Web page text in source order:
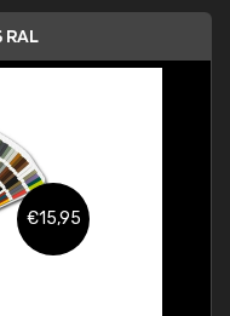
RAL
€15,95